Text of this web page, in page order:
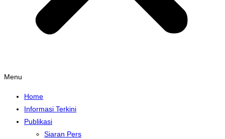
Menu
Home
Informasi Terkini
Publikasi
Siaran Pers